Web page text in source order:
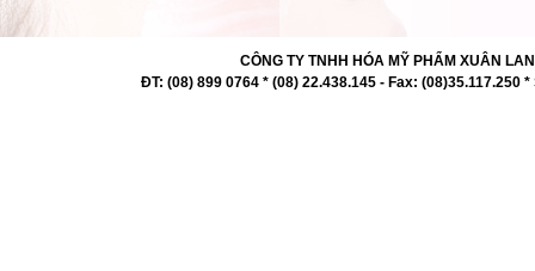
CÔNG TY TNHH HÓA MỸ PHẨM XUÂN
ĐT: (08) 899 0764 * (08) 22.438.145 - Fax: